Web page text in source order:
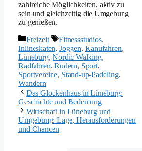
zah︇lreiche Mög︇lichkeiten, akt︇iv zu
sei︇n und︇ gle︇ichzeitig die︇ Umg︇ebung
zu gen︇ießen.
Kategorien
Freizeit Schlagwörter
Fitnessstudios,
Inlineskaten, Joggen, Kanufahren,
Lüneburg, Nordic Walking,
Radfahren, Rudern, Sport,
Sportvereine, Stand-up-Paddling,
Wandern
Das Glockenhaus in Lüneburg:
Geschichte und Bedeutung
Wirtschaft in Lüneburg und
Umgebung: Lage, Herausforderungen
und Chancen